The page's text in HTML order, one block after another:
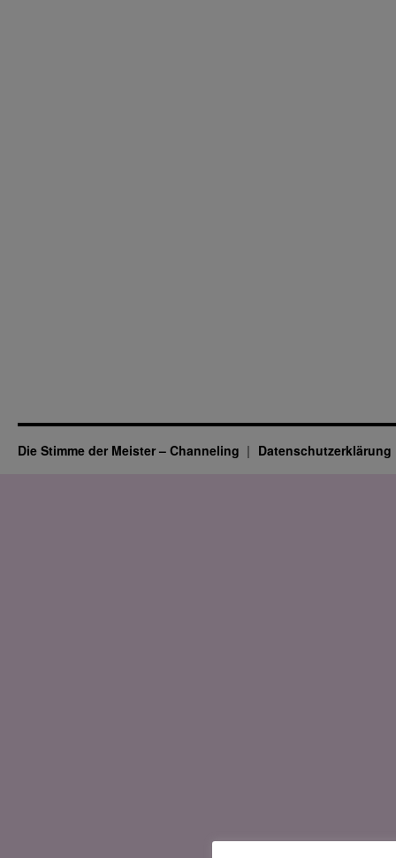
Die Stimme der Meister – Channeling Datenschutz­erklärung